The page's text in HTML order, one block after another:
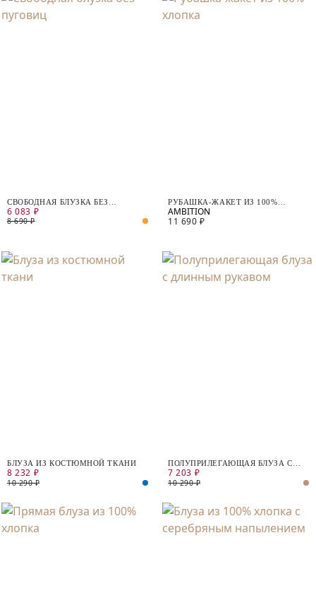
СВОБОДНАЯ БЛУЗКА БЕЗ
ПУГОВИЦ
6 083 ₽
8 690 ₽
РУБАШКА-ЖАКЕТ ИЗ 100%
ХЛОПКА
11 690 ₽
БЛУЗА ИЗ КОСТЮМНОЙ ТКАНИ
8 232 ₽
10 290 ₽
ПОЛУПРИЛЕГАЮЩАЯ БЛУЗА С
ДЛИННЫМ РУКАВОМ
7 203 ₽
10 290 ₽